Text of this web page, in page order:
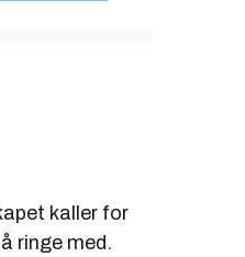
kaller for
ringe med.